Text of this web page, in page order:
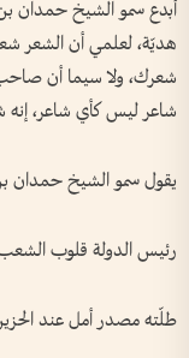
أبدع سمو الشيخ حمدان
هديّة، لعلمي أن الشعر
شعرك، ولا سيما أن
شاعر ليس كأي شاعر، إنه
يقول سمو الشيخ حمدان
رئيس الدولة قلوب
طلّته مصدر أمل عند